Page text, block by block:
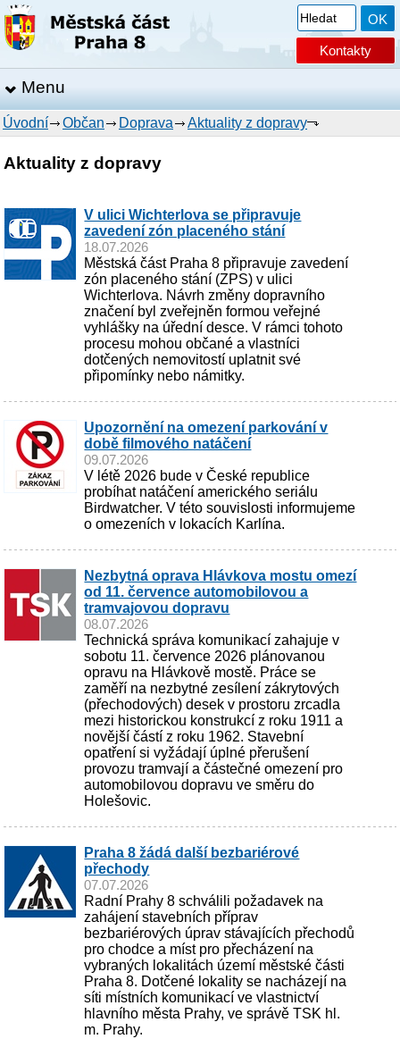
Kontakty
Menu
Úvodní Občan Doprava Aktuality z dopravy
Aktuality z dopravy
V ulici Wichterlova se připravuje
zavedení zón placeného stání
18.07.2026
Městská část Praha 8 připravuje zavedení
zón placeného stání (ZPS) v ulici
Wichterlova. Návrh změny dopravního
značení byl zveřejněn formou veřejné
vyhlášky na úřední desce. V rámci tohoto
procesu mohou občané a vlastníci
dotčených nemovitostí uplatnit své
připomínky nebo námitky.
Upozornění na omezení parkování v
době filmového natáčení
09.07.2026
V létě 2026 bude v České republice
probíhat natáčení amerického seriálu
Birdwatcher. V této souvislosti informujeme
o omezeních v lokacích Karlína.
Nezbytná oprava Hlávkova mostu omezí
od 11. července automobilovou a
tramvajovou dopravu
08.07.2026
Technická správa komunikací zahajuje v
sobotu 11. července 2026 plánovanou
opravu na Hlávkově mostě. Práce se
zaměří na nezbytné zesílení zákrytových
(přechodových) desek v prostoru zrcadla
mezi historickou konstrukcí z roku 1911 a
novější částí z roku 1962. Stavební
opatření si vyžádají úplné přerušení
provozu tramvají a částečné omezení pro
automobilovou dopravu ve směru do
Holešovic.
Praha 8 žádá další bezbariérové
přechody
07.07.2026
Radní Prahy 8 schválili požadavek na
zahájení stavebních příprav
bezbariérových úprav stávajících přechodů
pro chodce a míst pro přecházení na
vybraných lokalitách území městské části
Praha 8. Dotčené lokality se nacházejí na
síti místních komunikací ve vlastnictví
hlavního města Prahy, ve správě TSK hl.
m. Prahy.